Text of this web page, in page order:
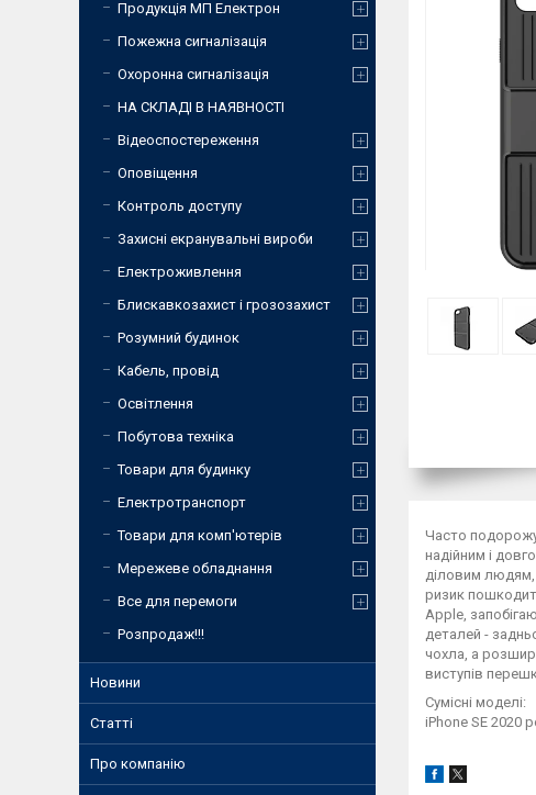
Часто
надійним і
діловим людям,
ризик
Apple,
деталей -
чохла, а
виступів
Сумісні моделі:
iPhone SE 2020
Продукція МП Електрон
Пожежна сигналізація
Охоронна сигналізація
НА СКЛАДІ В НАЯВНОСТІ
Відеоспостереження
Оповіщення
Контроль доступу
Захисні екранувальні вироби
Електроживлення
Блискавкозахист і грозозахист
Розумний будинок
Кабель, провід
Освітлення
Побутова техніка
Товари для будинку
Електротранспорт
Товари для комп'ютерів
Мережеве обладнання
Все для перемоги
Розпродаж!!!
Новини
Статті
Про компанію